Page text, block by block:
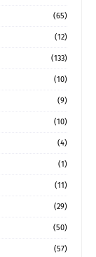
(65)
(12)
(133)
(10)
(9)
(10)
(4)
(1)
(11)
(29)
(50)
(57)